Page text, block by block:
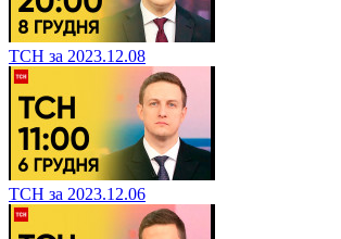
ТСН за 2023.12.08
ТСН за 2023.12.06